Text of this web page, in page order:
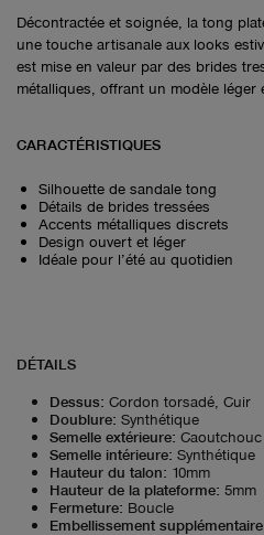
Décontractée et soignée, la tong
une touche artisanale aux looks
est mise en valeur par des brides
métalliques, offrant un modèle léger
CARACTÉRISTIQUES
Silhouette de sandale tong
Détails de brides tressées
Accents métalliques discrets
Design ouvert et léger
Idéale pour l’été au quotidien
DÉTAILS
Dessus: Cordon torsadé, Cuir
Doublure: Synthétique
Semelle extérieure: Caoutchouc
Semelle intérieure: Synthétique
Hauteur du talon: 10mm
Hauteur de la plateforme: 5mm
Fermeture: Boucle
Embellissement supplémentaire